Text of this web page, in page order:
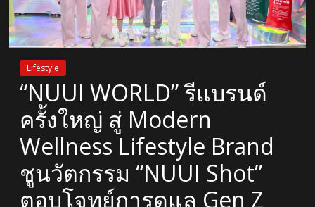
Lifestyle
“NUUI WORLD” รีแบรนด์
ครั้งใหญ่ สู่ Modern
Wellness Lifestyle Brand
ชูนวัตกรรม “NUUI Shot”
ตอบโจทย์การดูแล Gen Z